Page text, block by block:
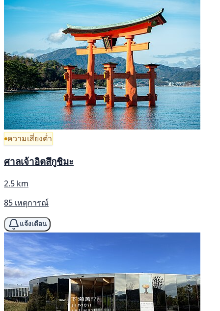
ความเสี่ยงต่ำ
ศาลเจ้าอิตสึกูชิมะ
2.5 km
85 เหตุการณ์
แจ้งเตือน